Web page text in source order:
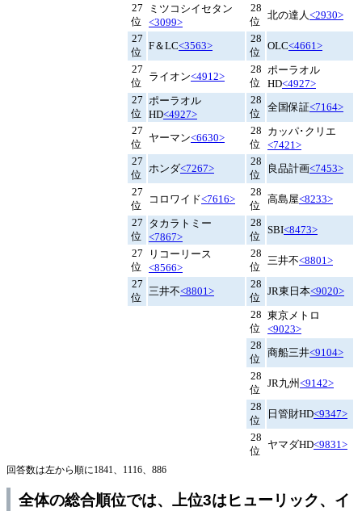
27
位
ミツコシイセタン
<3099>
28
位
北の達人 <2930>
27
位
F＆LC<3563>
28
位
OLC<4661>
27
位
ライオン<4912>
28
位
ポーラオル
HD<4927>
27
位
ポーラオル
HD<4927>
28
位
全国保証<7164>
27
位
ヤーマン<6630>
28
位
カッパ･クリエ
<7421>
27
位
ホンダ<7267>
28
位
良品計画<7453>
27
位
コロワイド<7616>
28
位
高島屋<8233>
27
位
タカラトミー
<7867>
28
位
SBI<8473>
27
位
リコーリース
<8566>
28
位
三井不<8801>
27
位
三井不<8801>
28
位
JR東日本<9020>
28
位
東京メトロ
<9023>
28
位
商船三井<9104>
28
位
JR九州<9142>
28
位
日管財HD<9347>
28
位
ヤマダHD<9831>
回答数は左から順に1841、1116、886
全体の総合順位では、上位3はヒューリック、イ